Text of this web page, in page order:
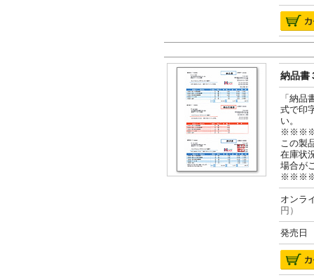
納品書
「納
式で印
い。
この製
在庫状
場合が
オン
円）
発売日